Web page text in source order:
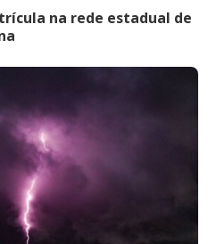
na rede estadual de